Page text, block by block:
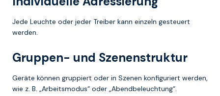
Jede Leuchte oder jeder Treiber kann einzeln gesteuert
werden.
Gruppen- und Szenenstruktur
Geräte können gruppiert oder in Szenen konfiguriert werden,
wie z. B. „Arbeitsmodus“ oder „Abendbeleuchtung“.